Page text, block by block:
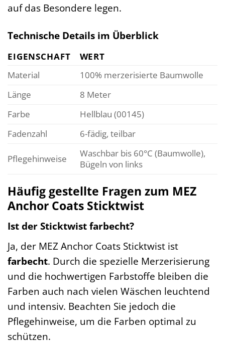
auf das Besondere legen.
Technische Details im Überblick
EIGENSCHAFT
WERT
Material
100% merzerisierte Baumwolle
Länge
8 Meter
Farbe
Hellblau (00145)
Fadenzahl
6-fädig, teilbar
Pflegehinweise
Waschbar bis 60°C (Baumwolle),
Bügeln von links
Häufig gestellte Fragen zum MEZ
Anchor Coats Sticktwist
Ist der Sticktwist farbecht?
Ja, der MEZ Anchor Coats Sticktwist ist
farbecht. Durch die spezielle Merzerisierung
und die hochwertigen Farbstoffe bleiben die
Farben auch nach vielen Wäschen leuchtend
und intensiv. Beachten Sie jedoch die
Pflegehinweise, um die Farben optimal zu
schützen.